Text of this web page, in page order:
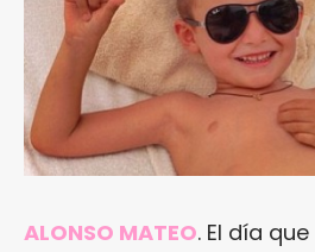
ALONSO MATEO. El día